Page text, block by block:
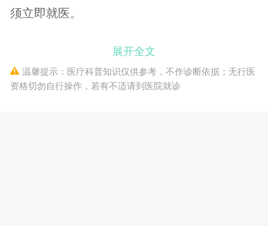
须立即就医。
展开全文
温馨提示：医疗科普知识仅供参考，不作诊断依据；无行医
资格切勿自行操作，若有不适请到医院就诊